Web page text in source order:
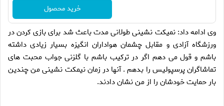
خرید محصول
وی ادامه داد: نمیکت نشینی طولانی مدت باعث شد برای بازی کردن در
ورزشگاه آزادی و مقابل چشمان هواداران انگیزه بسیار زیادی داشته
باشم و قول می دهم اگر در ترکیب باشم با گلزنی جواب محبت های
تماشاگران پرسپولیس را بدهم . آنها در زمان نیمکت نشینی من چندین
بار حمایت خودشان را از من نشان دادند.